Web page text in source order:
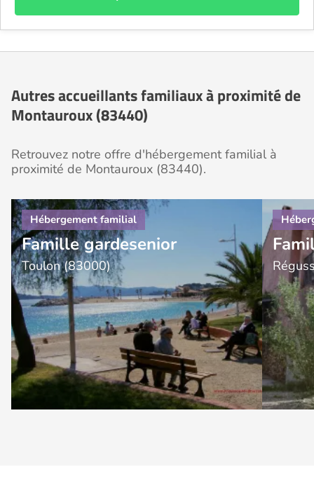
Autres accueillants familiaux à proximité de
Montauroux (83440)
Retrouvez notre offre d'hébergement familial à
proximité de Montauroux (83440).
Famille gardesenior
Toulon (83000)